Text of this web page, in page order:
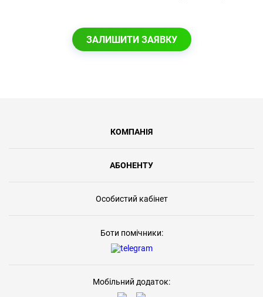
ЗАЛИШИТИ ЗАЯВКУ
КОМПАНІЯ
АБОНЕНТУ
Особистий кабінет
Боти помічники:
Мобільний додаток: